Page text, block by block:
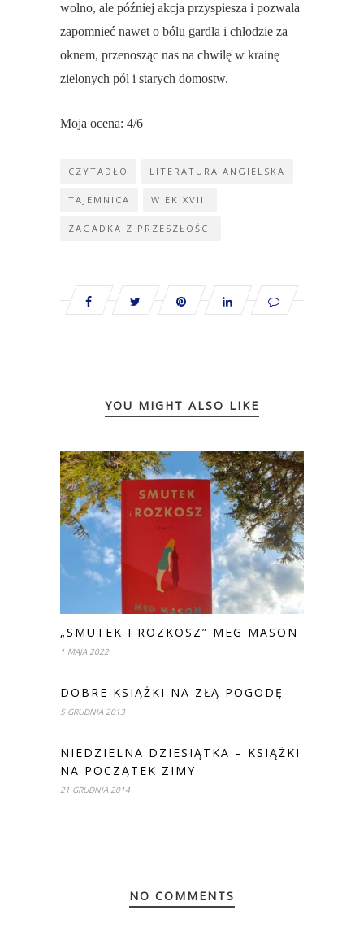
wolno, ale później akcja przyspiesza i pozwala
zapomnieć nawet o bólu gardła i chłodzie za
oknem, przenosząc nas na chwilę w krainę
zielonych pól i starych domostw.
Moja ocena: 4/6
CZYTADŁO LITERATURA ANGIELSKA
TAJEMNICA WIEK XVIII
ZAGADKA Z PRZESZŁOŚCI
YOU MIGHT ALSO LIKE
„SMUTEK I ROZKOSZ” MEG MASON
1 MAJA 2022
DOBRE KSIĄŻKI NA ZŁĄ POGODĘ
5 GRUDNIA 2013
NIEDZIELNA DZIESIĄTKA – KSIĄŻKI
NA POCZĄTEK ZIMY
21 GRUDNIA 2014
NO COMMENTS